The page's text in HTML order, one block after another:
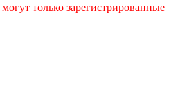
только зарегистрированные